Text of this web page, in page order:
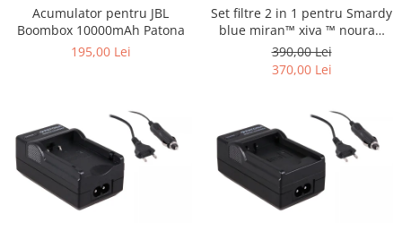
Acumulator pentru JBL
Boombox 10000mAh Patona
195,00 Lei
Set filtre 2 in 1 pentru Smardy
blue miran™ xiva ™ noura™
zagora ™ schimbare la 6 luni
390,00 Lei
370,00 Lei